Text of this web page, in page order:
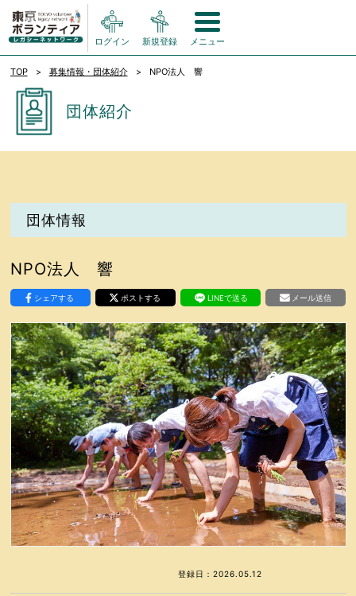
ログイン 新規登録 メニュー
TOP 募集情報・団体紹介 NPO法人 響
団体紹介
団体情報
NPO法人 響
シェアする ポストする LINEで送る メール送信
登録日：2026.05.12